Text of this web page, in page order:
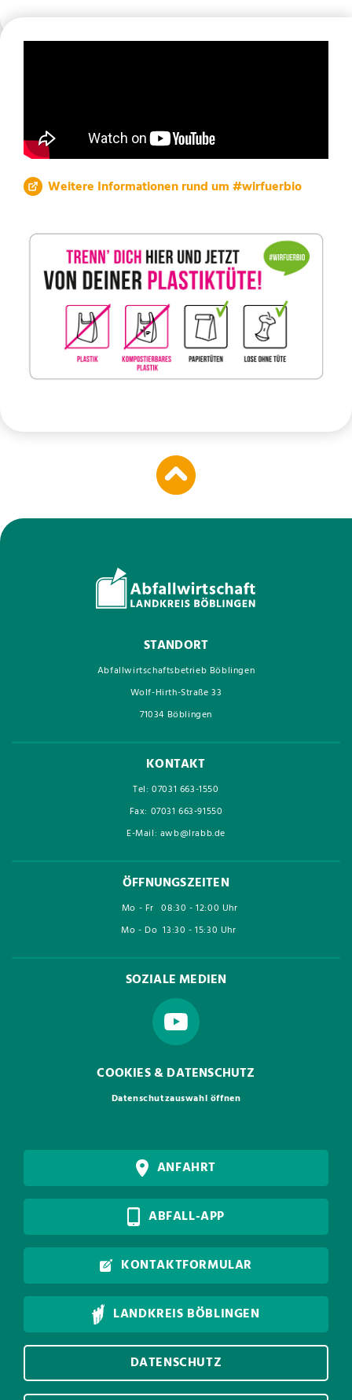
Weitere Informationen rund um #wirfuerbio
STANDORT
Abfallwirtschaftsbetrieb Böblingen
Wolf-Hirth-Straße 33
71034 Böblingen
KONTAKT
Tel: 07031 663-1550
Fax: 07031 663-91550
E-Mail: awb@lrabb.de
ÖFFNUNGSZEITEN
Mo - Fr 08:30 - 12:00 Uhr
Mo - Do 13:30 - 15:30 Uhr
SOZIALE MEDIEN
COOKIES & DATENSCHUTZ
Datenschutzauswahl öffnen
ANFAHRT
ABFALL-APP
KONTAKTFORMULAR
LANDKREIS BÖBLINGEN
DATENSCHUTZ